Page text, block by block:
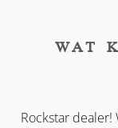
WAT
Rockstar